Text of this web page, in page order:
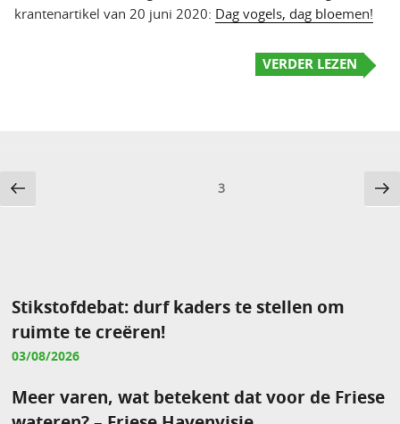
krantenartikel van 20 juni 2020: Dag vogels, dag bloemen!
VERDER LEZEN
Berichten
paginering
Vorige
pagina
Pagina3
Stikstofdebat: durf kaders te stellen om
ruimte te creëren!
03/08/2026
Meer varen, wat betekent dat voor de Friese